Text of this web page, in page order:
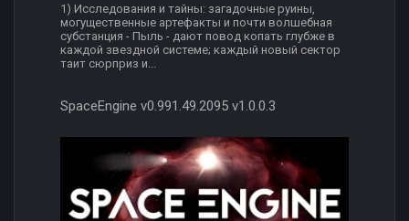
1) Исследования и тайны: загадочные руины,
могущественные артефакты и почти волшебная
субстанция - Пыль - дают повод копать глубже в
каждой звездной системе; каждый новый сектор
таит сюрприз и...
SpaceEngine v0.991.49.2095 v1.0.0.3